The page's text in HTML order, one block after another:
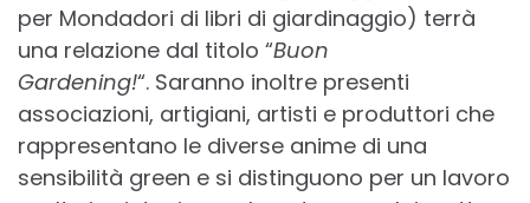
per Mondadori di libri di giardinaggio) terrà
una relazione dal titolo “Buon
Gardening!“. Saranno inoltre presenti
associazioni, artigiani, artisti e produttori che
rappresentano le diverse anime di una
sensibilità green e si distinguono per un lavoro